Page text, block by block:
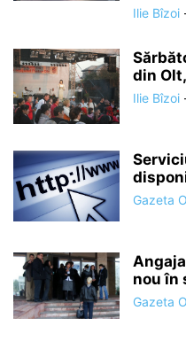
Ilie Bîzoi
din
Ilie Bîzoi
Gazeta
nou în
Gazeta